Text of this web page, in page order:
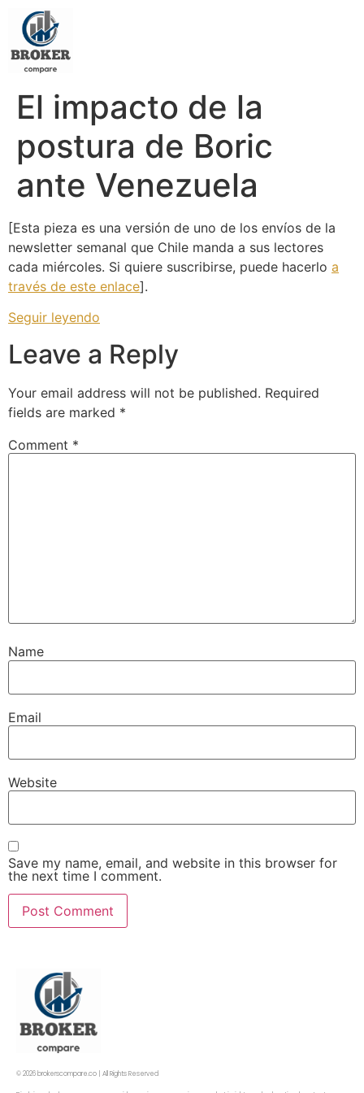
El impacto de la
postura de Boric
ante Venezuela
[Esta pieza es una versión de uno de los envíos de la
newsletter semanal que Chile manda a sus lectores
cada miércoles. Si quiere suscribirse, puede hacerlo a
través de este enlace].
Seguir leyendo
Leave a Reply
Your email address will not be published. Required
fields are marked *
Comment *
Name
Email
Website
Save my name, email, and website in this browser for
the next time I comment.
© 2026 brokerscompare.co | All Rights Reserved